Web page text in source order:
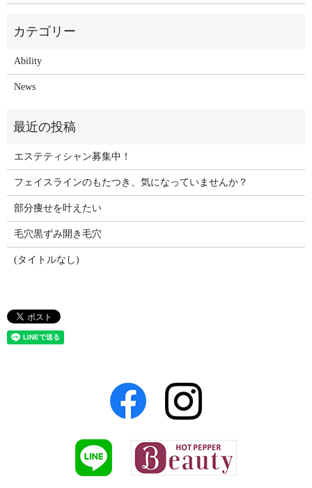
Ability
News
エステティシャン募集中！
フェイスラインのもたつき、気になっていませんか？
部分痩せを叶えたい
毛穴黒ずみ開き毛穴
(タイトルなし)